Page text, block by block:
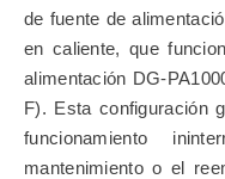
de fuente de
en caliente, que
alimentación DG-
F). Esta configuración
funcionamiento
mantenimiento o el